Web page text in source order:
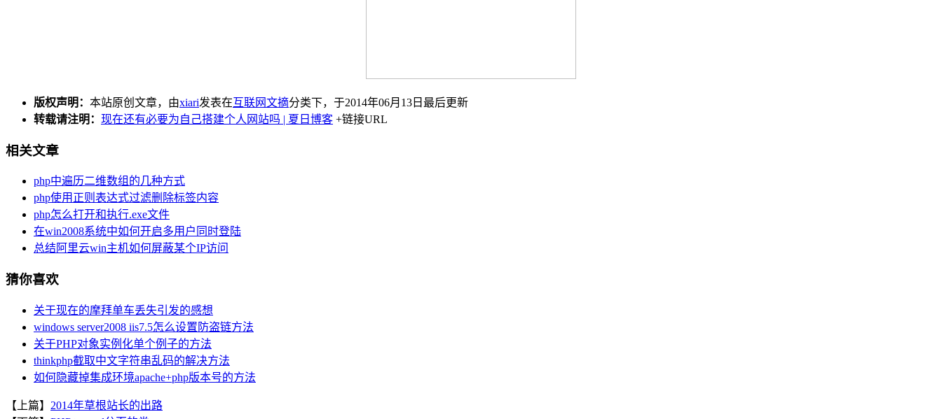
版权声明： 本站原创文章，由xiari发表在互联网文摘分类下，于2014年06月13日最后更新
转载请注明： 现在还有必要为自己搭建个人网站吗 | 夏日博客 +链接URL
相关文章
php中遍历二维数组的几种方式
php使用正则表达式过滤删除标签内容
php怎么打开和执行.exe文件
在win2008系统中如何开启多用户同时登陆
总结阿里云win主机如何屏蔽某个IP访问
猜你喜欢
关于现在的摩拜单车丢失引发的感想
windows server2008 iis7.5怎么设置防盗链方法
关于PHP对象实例化单个例子的方法
thinkphp截取中文字符串乱码的解决方法
如何隐藏掉集成环境apache+php版本号的方法
【上篇】 2014年草根站长的出路